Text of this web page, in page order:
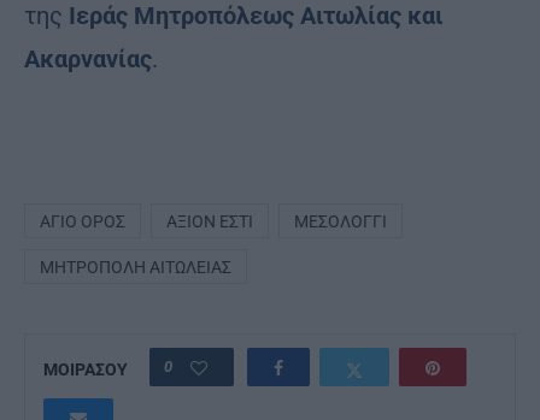
της Ιεράς Μητροπόλεως Αιτωλίας και
Ακαρνανίας.
ΆΓΙΟ ΌΡΟΣ ΆΞΙΟΝ ΕΣΤΊ ΜΕΣΟΛΌΓΓΙ
ΜΗΤΡΌΠΟΛΗ ΑΙΤΩΛΕΊΑΣ
ΜΟΙΡΑΣΟΥ 0